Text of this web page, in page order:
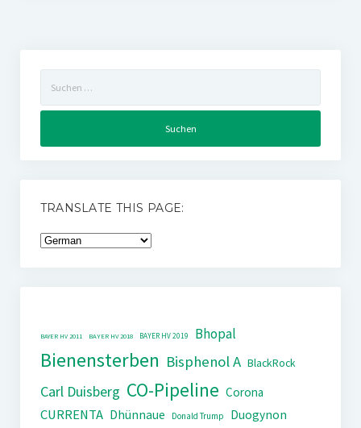
nach:
TRANSLATE THIS PAGE:
BAYER HV 2011 BAYER HV 2018 BAYER HV 2019 Bhopal
Bienensterben Bisphenol A BlackRock
Carl Duisberg CO-Pipeline Corona
CURRENTA Dhünnaue Donald Trump
Duogynon